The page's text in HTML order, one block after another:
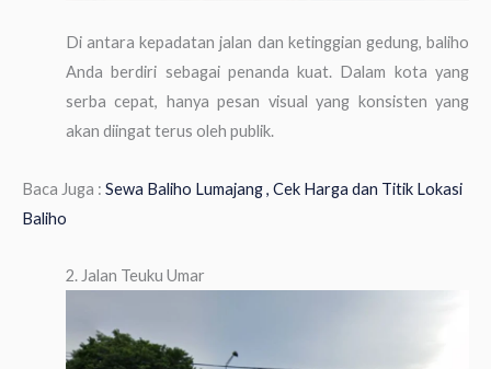
Di antara kepadatan jalan dan ketinggian gedung, baliho
Anda berdiri sebagai penanda kuat. Dalam kota yang
serba cepat, hanya pesan visual yang konsisten yang
akan diingat terus oleh publik.
Baca Juga : Sewa Baliho Lumajang , Cek Harga dan Titik Lokasi
Baliho
2. Jalan Teuku Umar